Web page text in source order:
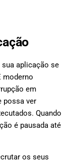
sua aplicação se
moderno
em
possa ver
Quando
é pausada até
os seus